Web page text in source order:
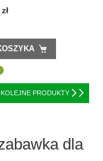
KOLEJNE PRODUKTY
dla